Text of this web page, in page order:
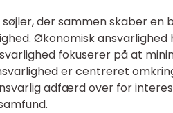
der sammen skaber
Økonomisk
fokuserer på at
er centreret
adfærd over for